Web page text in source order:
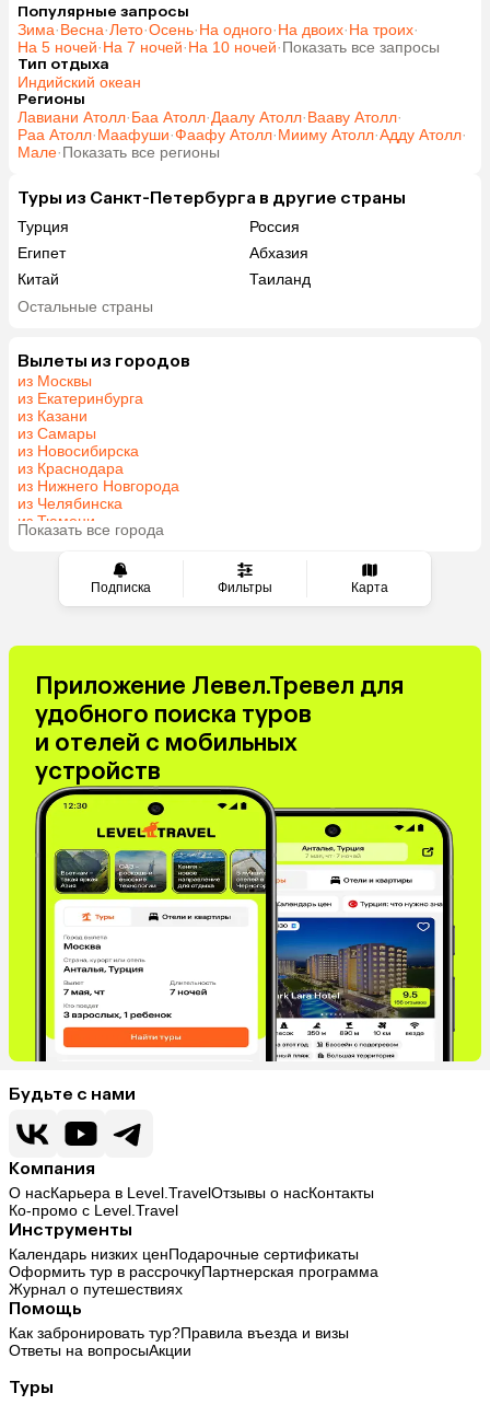
Подписка Фильтры Карта
Популярные запросы
Зима·Весна·Лето·Осень·На одного·На двоих·На троих·
На 5 ночей·На 7 ночей·На 10 ночей·Показать все запросы
Тип отдыха
Индийский океан
Регионы
Лавиани Атолл·Баа Атолл·Даалу Атолл·Вааву Атолл·
Раа Атолл·Маафуши·Фаафу Атолл·Мииму Атолл·Адду Атолл·
Мале·Показать все регионы
Туры из Санкт-Петербурга в другие страны
Турция
Россия
Египет
Абхазия
Китай
Таиланд
Вьетнам
Грузия
Беларусь
Шри-Ланка
Азербайджан
Сербия
Катар
Иордания
Саудовская Аравия
Таджикистан
Болгария
Остальные страны
Вылеты из городов
из Москвы
из Екатеринбурга
из Казани
из Самары
из Новосибирска
из Краснодара
из Нижнего Новгорода
из Челябинска
из Тюмени
из Минеральных Вод
Показать все города
Приложение Левел.Тревел для
удобного поиска туров
и отелей с мобильных
устройств
Будьте с нами
Компания
О насКарьера в Level.TravelОтзывы о насКонтакты
Ко-промо с Level.Travel
Инструменты
Календарь низких ценПодарочные сертификаты
Оформить тур в рассрочкуПартнерская программа
Журнал о путешествиях
Помощь
Как забронировать тур?Правила въезда и визы
Ответы на вопросыАкции
Туры